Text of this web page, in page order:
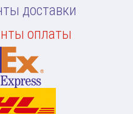
доставки
оплаты